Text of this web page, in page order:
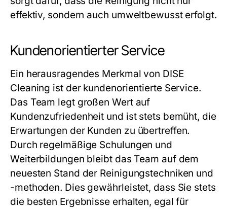
effektiv, sondern auch umweltbewusst erfolgt.
Kundenorientierter Service
Ein herausragendes Merkmal von DISE
Cleaning ist der kundenorientierte Service.
Das Team legt großen Wert auf
Kundenzufriedenheit und ist stets bemüht, die
Erwartungen der Kunden zu übertreffen.
Durch regelmäßige Schulungen und
Weiterbildungen bleibt das Team auf dem
neuesten Stand der Reinigungstechniken und
-methoden. Dies gewährleistet, dass Sie stets
die besten Ergebnisse erhalten, egal für